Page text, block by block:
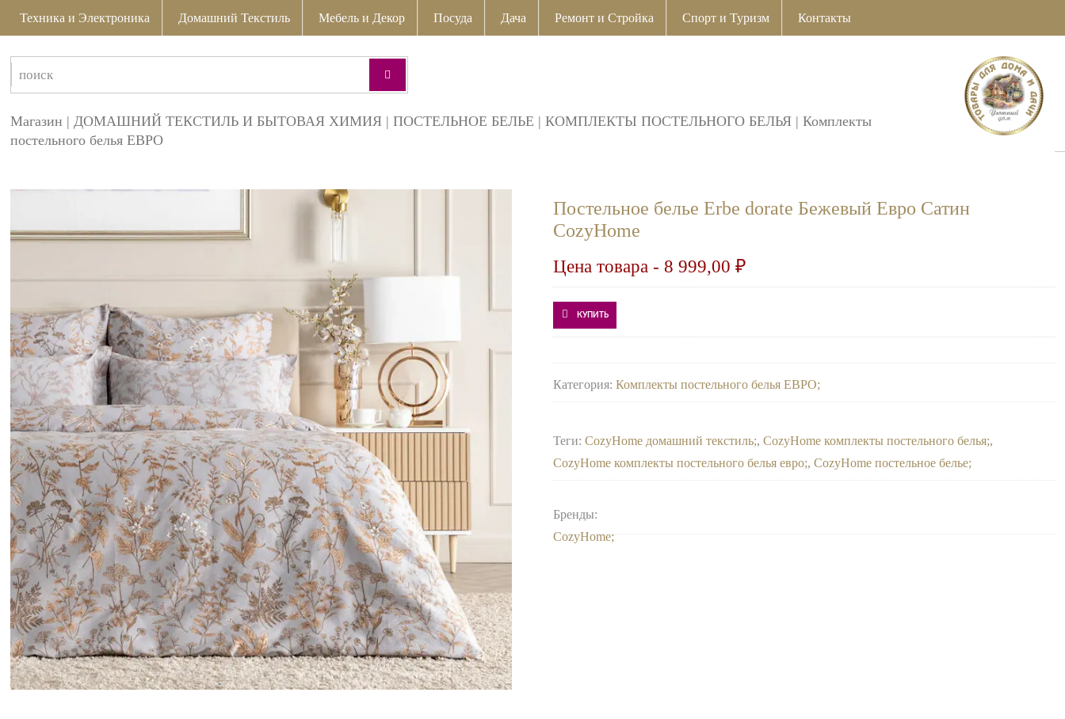
Техника и Электроника Домашний Текстиль Мебель и Декор Посуда Дача Ремонт и Стройка Спорт и Туризм Контакты
Магазин |ДОМАШНИЙ ТЕКСТИЛЬ И БЫТОВАЯ ХИМИЯ |ПОСТЕЛЬНОЕ БЕЛЬЕ |КОМПЛЕКТЫ ПОСТЕЛЬНОГО БЕЛЬЯ |Комплекты
постельного белья ЕВРО
Постельное белье Erbe dorate Бежевый Евро Сатин
CozyHome
Цена товара - 8 999,00₽
КУПИТЬ
Категория:Комплекты постельного белья ЕВРО
Теги:CozyHome домашний текстиль ,CozyHome комплекты постельного белья ,
CozyHome комплекты постельного белья евро ,CozyHome постельное белье
Бренды:
CozyHome